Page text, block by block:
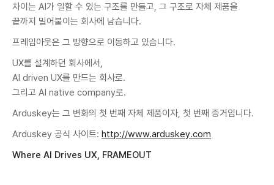
차이는 AI가 일할 수 있는 구조를 만들고, 그 구조로 자체 제품을
끝까지 밀어붙이는 회사에 남습니다.
프레임아웃은 그 방향으로 이동하고 있습니다.
UX를 설계하던 회사에서,
AI driven UX를 만드는 회사로.
그리고 AI native company로.
Arduskey는 그 변화의 첫 번째 자체 제품이자, 첫 번째 증거입니다.
Arduskey 공식 사이트: http://www.arduskey.com
Where AI Drives UX, FRAMEOUT